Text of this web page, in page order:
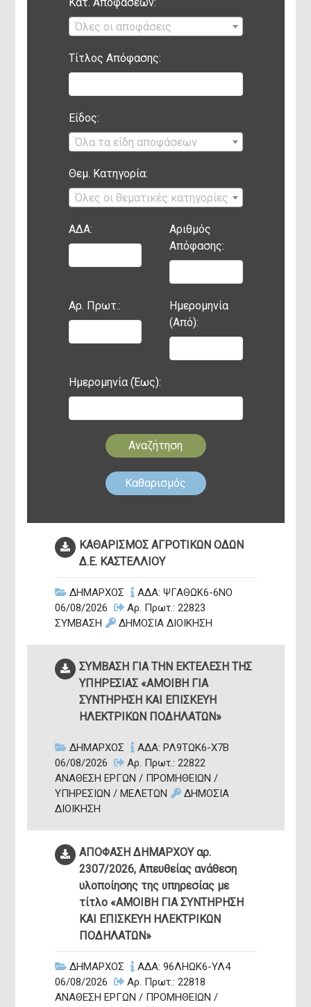
Όλες οι αποφάσεις
Τίτλος Απόφασης:
Είδος:
Όλα τα είδη αποφάσεων
Θεμ. Κατηγορία:
Όλες οι θεματικές κατηγορίες
ΑΔΑ:
Αριθμός
Απόφασης:
Αρ. Πρωτ.:
Ημερομηνία
(Από):
Ημερομηνία (Έως):
Αναζήτηση
Καθαρισμός
ΚΑΘΑΡΙΣΜΟΣ ΑΓΡΟΤΙΚΩΝ ΟΔΩΝ
Δ.Ε. ΚΑΣΤΕΛΛΙΟΥ
ΔΗΜΑΡΧΟΣ
ΑΔΑ: ΨΓΑΘΩΚ6-6ΝΟ
06/08/2026
Αρ. Πρωτ.: 22823
ΣΥΜΒΑΣΗ
ΔΗΜΟΣΙΑ ΔΙΟΙΚΗΣΗ
ΣΥΜΒΑΣΗ ΓΙΑ ΤΗΝ ΕΚΤΕΛΕΣΗ ΤΗΣ
ΥΠΗΡΕΣΙΑΣ «ΑΜΟΙΒΗ ΓΙΑ
ΣΥΝΤΗΡΗΣΗ ΚΑΙ ΕΠΙΣΚΕΥΗ
ΗΛΕΚΤΡΙΚΩΝ ΠΟΔΗΛΑΤΩΝ»
ΔΗΜΑΡΧΟΣ
ΑΔΑ: ΡΛ9ΤΩΚ6-Χ7Β
06/08/2026
Αρ. Πρωτ.: 22822
ΑΝΑΘΕΣΗ ΕΡΓΩΝ / ΠΡΟΜΗΘΕΙΩΝ /
ΥΠΗΡΕΣΙΩΝ / ΜΕΛΕΤΩΝ
ΔΗΜΟΣΙΑ
ΔΙΟΙΚΗΣΗ
ΑΠΟΦΑΣΗ ΔΗΜΑΡΧΟΥ αρ.
2307/2026, Απευθείας ανάθεση
υλοποίησης της υπηρεσίας με
τίτλο «ΑΜΟΙΒΗ ΓΙΑ ΣΥΝΤΗΡΗΣΗ
ΚΑΙ ΕΠΙΣΚΕΥΗ ΗΛΕΚΤΡΙΚΩΝ
ΠΟΔΗΛΑΤΩΝ»
ΔΗΜΑΡΧΟΣ
ΑΔΑ: 96ΛΗΩΚ6-ΥΛ4
06/08/2026
Αρ. Πρωτ.: 22818
ΑΝΑΘΕΣΗ ΕΡΓΩΝ / ΠΡΟΜΗΘΕΙΩΝ /
Έργα
Αθλητικές Εγκαταστάσεις
Έργα - Υποδομές
Επιλογή Φίλτρου